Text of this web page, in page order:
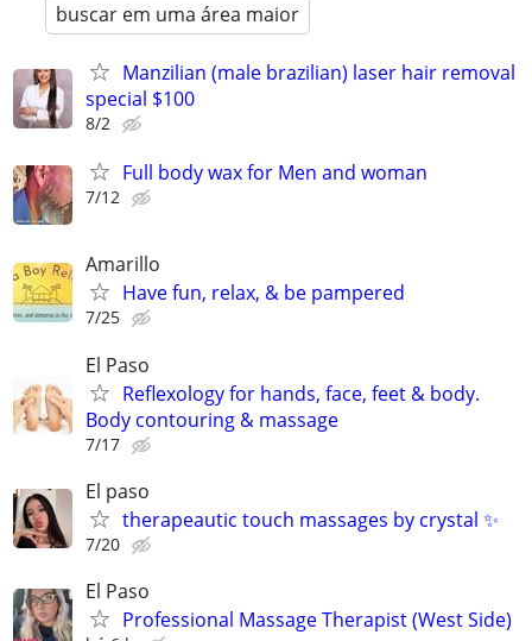
buscar em uma área maior
Manzilian (male brazilian) laser hair removal
special $100
8/2
Full body wax for Men and woman
7/12
Amarillo
Have fun, relax, & be pampered
7/25
El Paso
Reflexology for hands, face, feet & body.
Body contouring & massage
7/17
El paso
therapeautic touch massages by crystal ✨
7/20
El Paso
Professional Massage Therapist (West Side)